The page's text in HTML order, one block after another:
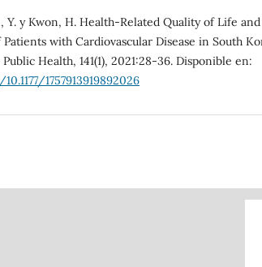
Y. y Kwon, H. Health-Related Quality of Life and
with Cardiovascular Disease in South
Health, 141(1), 2021:28-36. Disponible en:
1757913919892026